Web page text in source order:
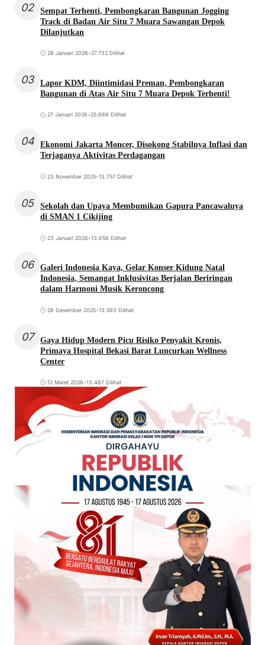
02
Sempat Terhenti, Pembongkaran Bangunan Jogging
Track di Badan Air Situ 7 Muara Sawangan Depok
Dilanjutkan
28 Januari 2026•27.732 Dilihat
03
Lapor KDM, Diintimidasi Preman, Pembongkaran
Bangunan di Atas Air Situ 7 Muara Depok Terhenti!
27 Januari 2026•25.686 Dilihat
04
Ekonomi Jakarta Moncer, Disokong Stabilnya Inflasi dan
Terjaganya Aktivitas Perdagangan
23 November 2025•13.757 Dilihat
05
Sekolah dan Upaya Membumikan Gapura Pancawaluya
di SMAN 1 Cikijing
23 Januari 2026•13.656 Dilihat
06
Galeri Indonesia Kaya, Gelar Konser Kidung Natal
Indonesia, Semangat Inklusivitas Berjalan Beriringan
dalam Harmoni Musik Keroncong
28 Desember 2025•13.593 Dilihat
07
Gaya Hidup Modern Picu Risiko Penyakit Kronis,
Primaya Hospital Bekasi Barat Luncurkan Wellness
Center
12 Maret 2026•13.487 Dilihat